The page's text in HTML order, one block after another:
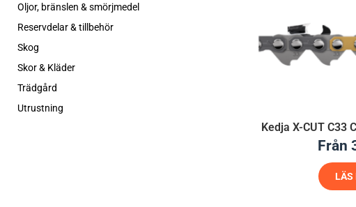
Oljor, bränslen & smörjmedel
Reservdelar & tillbehör
Skog
Skor & Kläder
Trädgård
Utrustning
Kedja X-CUT C33
Från
LÄS